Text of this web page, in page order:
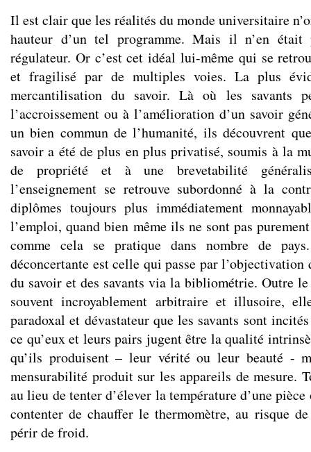
Il est clair que les réalités du monde universitaire
hauteur d’un tel programme. Mais il n’en
régulateur. Or c’est cet idéal lui-même qui se
et fragilisé par de multiples voies. La plus
mercantilisation du savoir. Là où les savants
l’accroissement ou à l’amélioration d’un savoir
un bien commun de l’humanité, ils découvrent
savoir a été de plus en plus privatisé, soumis à la
de propriété et à une brevetabilité
l’enseignement se retrouve subordonné à la
diplômes toujours plus immédiatement
l’emploi, quand bien même ils ne sont pas
comme cela se pratique dans nombre de
déconcertante est celle qui passe par
du savoir et des savants via la bibliométrie. Outre
souvent incroyablement arbitraire et illusoire,
paradoxal et dévastateur que les savants sont
ce qu’eux et leurs pairs jugent être la qualité
qu’ils produisent – leur vérité ou leur beauté -
mensurabilité produit sur les appareils de mesure.
au lieu de tenter d’élever la température d’une
contenter de chauffer le thermomètre, au risque
périr de froid.